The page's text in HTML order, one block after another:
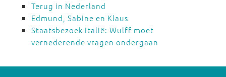
Terug in Nederland
Edmund, Sabine en Klaus
Staatsbezoek Italië: Wulff moet
vernederende vragen ondergaan